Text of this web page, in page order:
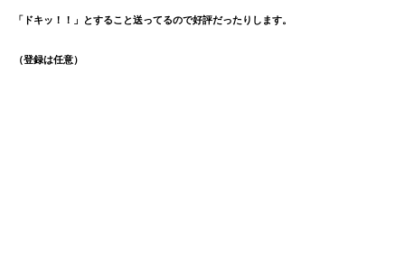
「ドキッ！！」とすること送ってるので好評だったりします。
（登録は任意）